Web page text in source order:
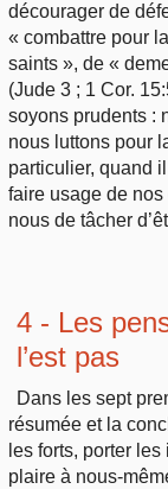
décourager de
« combattre pour
saints », de «
(Jude 3 ; 1 Cor.
soyons prudents :
nous luttons pour
particulier, quand
faire usage de
nous de tâcher
4 - Les
l’est pas
Dans les sept
résumée et la
les forts, porter
plaire à nous-